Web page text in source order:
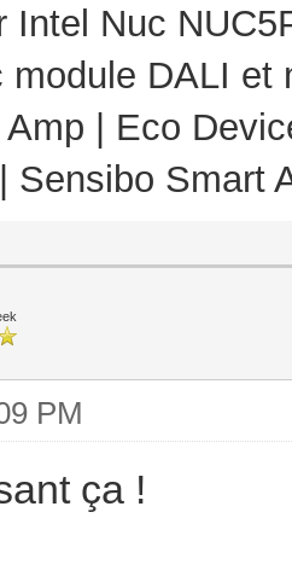
Intel Nuc
module DALI
| Eco
Sensibo Smart
PM
ça !